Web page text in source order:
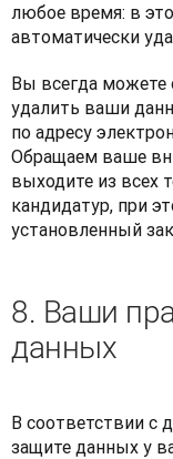
любое время: в
автоматически
Вы всегда можете
удалить ваши
по адресу
Обращаем ваше
выходите из всех
кандидатур, при
установленный
8. Ваши
данных
В соответствии с
защите данных у